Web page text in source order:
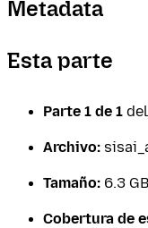
Metadata
Esta parte
Parte 1 de 1
Archivo:
Tamaño: 6.3 GB
Cobertura de